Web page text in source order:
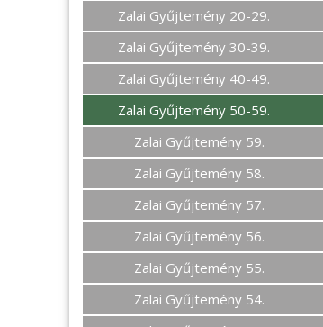
Zalai Gyűjtemény 20-29.
Zalai Gyűjtemény 30-39.
Zalai Gyűjtemény 40-49.
Zalai Gyűjtemény 50-59.
Zalai Gyűjtemény 59.
Zalai Gyűjtemény 58.
Zalai Gyűjtemény 57.
Zalai Gyűjtemény 56.
Zalai Gyűjtemény 55.
Zalai Gyűjtemény 54.